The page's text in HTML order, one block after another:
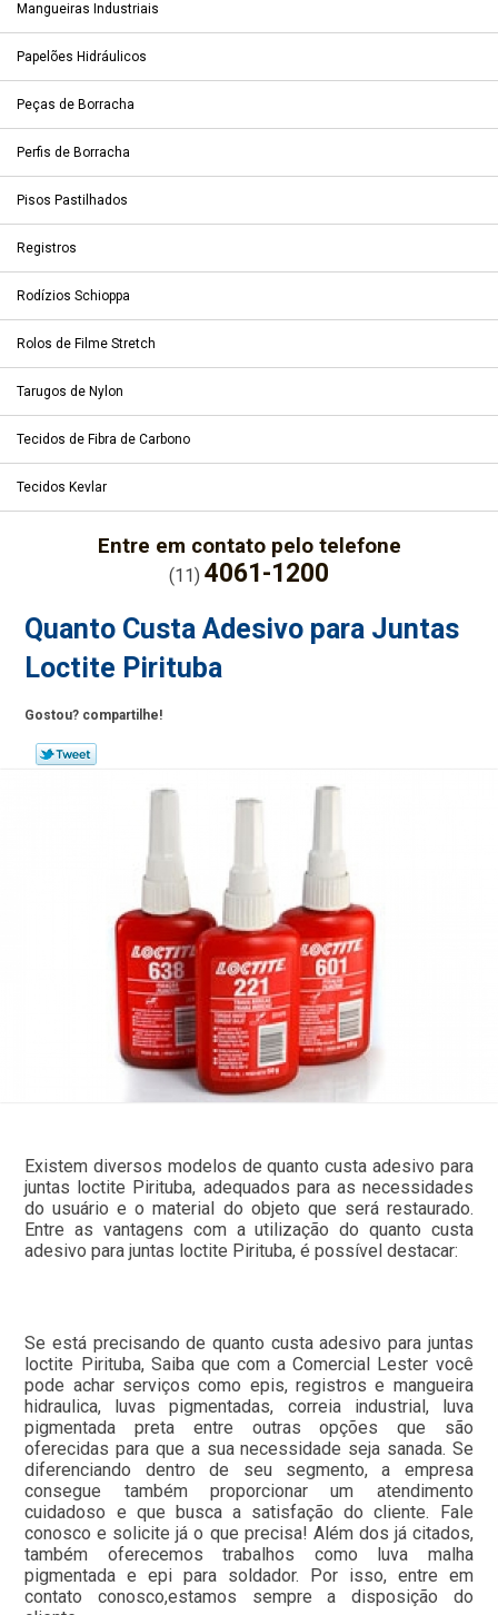
Mangueiras Industriais
Papelões Hidráulicos
Peças de Borracha
Perfis de Borracha
Pisos Pastilhados
Registros
Rodízios Schioppa
Rolos de Filme Stretch
Tarugos de Nylon
Tecidos de Fibra de Carbono
Tecidos Kevlar
Entre em contato pelo telefone
(11) 4061-1200
Quanto Custa Adesivo para Juntas
Loctite Pirituba
Gostou? compartilhe!
Existem diversos modelos de quanto custa adesivo para
juntas loctite Pirituba, adequados para as necessidades
do usuário e o material do objeto que será restaurado.
Entre as vantagens com a utilização do quanto custa
adesivo para juntas loctite Pirituba, é possível destacar:
Se está precisando de quanto custa adesivo para juntas
loctite Pirituba, Saiba que com a Comercial Lester você
pode achar serviços como epis, registros e mangueira
hidraulica, luvas pigmentadas, correia industrial, luva
pigmentada preta entre outras opções que são
oferecidas para que a sua necessidade seja sanada. Se
diferenciando dentro de seu segmento, a empresa
consegue também proporcionar um atendimento
cuidadoso e que busca a satisfação do cliente. Fale
conosco e solicite já o que precisa! Além dos já citados,
também oferecemos trabalhos como luva malha
pigmentada e epi para soldador. Por isso, entre em
contato conosco,estamos sempre a disposição do